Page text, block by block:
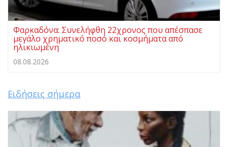
Φαρκαδόνα: Συνελήφθη 22χρονος που απέσπασε
μεγάλο χρηματικό ποσό και κοσμήματα από
ηλικιωμένη
08.08.2026
Ειδήσεις σήμερα